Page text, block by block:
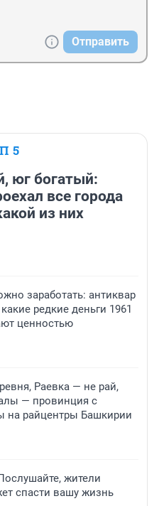
Отправить
5
юг богатый:
все города
из них
заработать: антиквар
редкие деньги 1961
ценностью
Раевка — не рай,
— провинция с
на райцентры Башкирии
жители
спасти вашу жизнь